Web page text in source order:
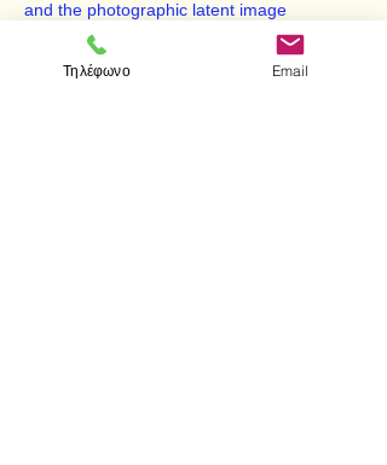
and the photographic latent image
Processes involving the transport of both
ions and electrons
Τηλέφωνο Email